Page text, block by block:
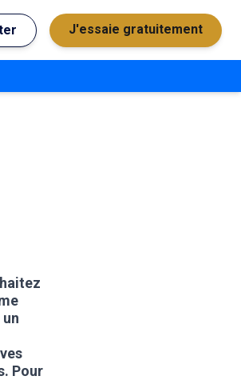
J'essaie gratuitement
Pour